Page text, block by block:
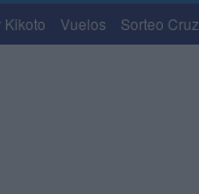
Kikoto Vuelos Sorteo